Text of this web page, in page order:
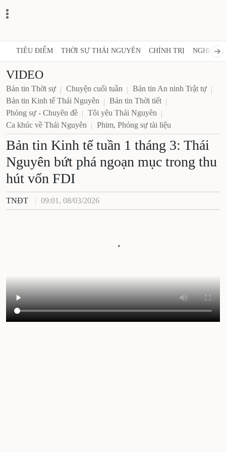
TIÊU ĐIỂM THỜI SỰ THÁI NGUYÊN CHÍNH TRỊ NGHỊ
VIDEO
Bản tin Thời sự
Chuyện cuối tuần
Bản tin An ninh Trật tự
Bản tin Kinh tế Thái Nguyên
Bản tin Thời tiết
Phóng sự - Chuyên đề
Tôi yêu Thái Nguyên
Ca khúc về Thái Nguyên
Phim, Phóng sự tài liệu
Bản tin Kinh tế tuần 1 tháng 3:
Thái Nguyên bứt phá ngoạn
mục trong thu hút vốn FDI
TNĐT 09:01, 08/03/2026